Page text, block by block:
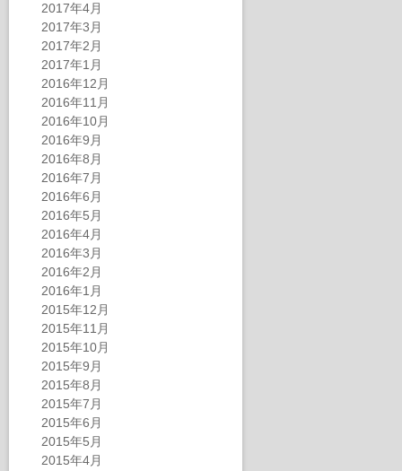
2017年4月
2017年3月
2017年2月
2017年1月
2016年12月
2016年11月
2016年10月
2016年9月
2016年8月
2016年7月
2016年6月
2016年5月
2016年4月
2016年3月
2016年2月
2016年1月
2015年12月
2015年11月
2015年10月
2015年9月
2015年8月
2015年7月
2015年6月
2015年5月
2015年4月